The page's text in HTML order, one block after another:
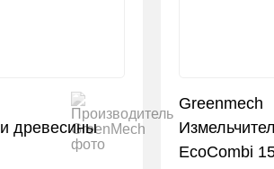
древесины
Greenmech
EcoCombi